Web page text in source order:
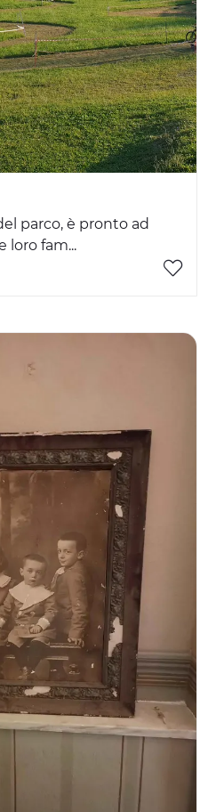
parco, è pronto ad
loro fam...